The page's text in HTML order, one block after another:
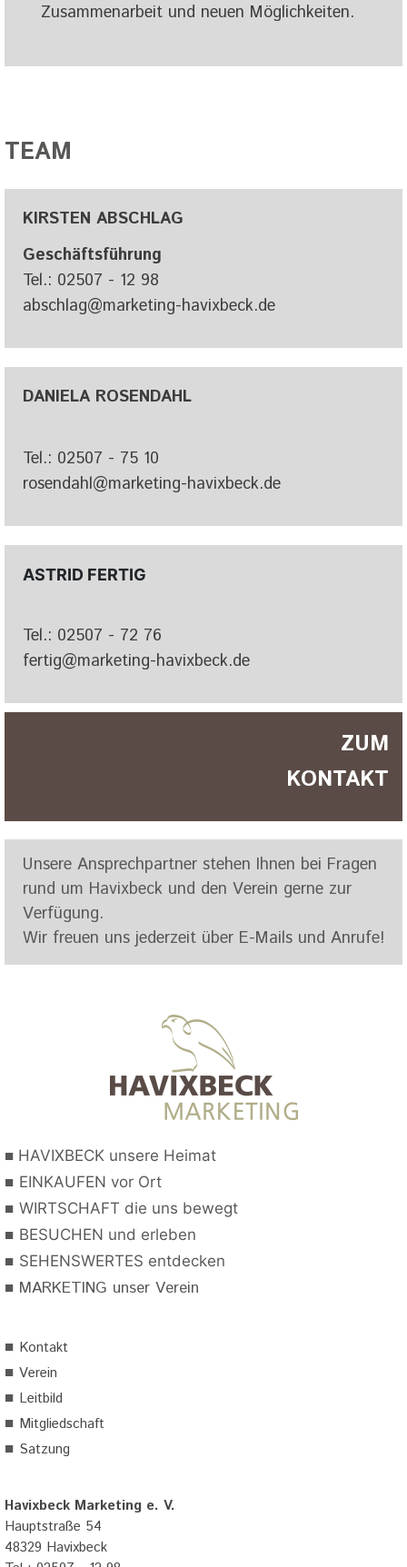
Zusammenarbeit und neuen Möglichkeiten.
TEAM
KIRSTEN ABSCHLAG
Geschäftsführung
Tel.: 02507 - 12 98
abschlag@marketing-havixbeck.de
DANIELA ROSENDAHL
Tel.: 02507 - 75 10
rosendahl@marketing-havixbeck.de
ASTRID FERTIG
Tel.: 02507 - 72 76
fertig@marketing-havixbeck.de
ZUM
KONTAKT
Unsere Ansprechpartner stehen Ihnen bei Fragen
rund um Havixbeck und den Verein gerne zur
Verfügung.
Wir freuen uns jederzeit über E-Mails und Anrufe!
■ HAVIXBECK unsere Heimat
■ EINKAUFEN vor Ort
■ WIRTSCHAFT die uns bewegt
■ BESUCHEN und erleben
■ SEHENSWERTES entdecken
■ MARKETING unser Verein
■ Kontakt
■ Verein
■ Leitbild
■ Mitgliedschaft
■ Satzung
Havixbeck Marketing e. V.
Hauptstraße 54
48329 Havixbeck